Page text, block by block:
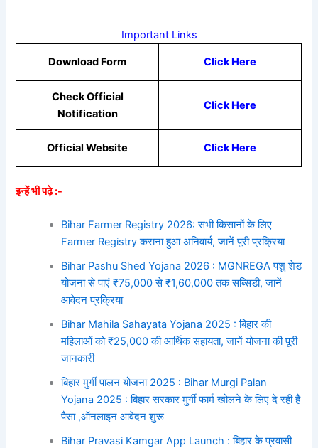
Important Links
Download Form Click Here
Check Official
Notification
Click Here
Official Website Click Here
इन्हें भी पढ़े :-
Bihar Farmer Registry 2026: सभी किसानों के लिए
Farmer Registry कराना हुआ अनिवार्य, जानें पूरी प्रक्रिया
Bihar Pashu Shed Yojana 2026 : MGNREGA पशु शेड
योजना से पाएं ₹75,000 से ₹1,60,000 तक सब्सिडी, जानें
आवेदन प्रक्रिया
Bihar Mahila Sahayata Yojana 2025 : बिहार की
महिलाओं को ₹25,000 की आर्थिक सहायता, जानें योजना की पूरी
जानकारी
बिहार मुर्गी पालन योजना 2025 : Bihar Murgi Palan
Yojana 2025 : बिहार सरकार मुर्गी फार्म खोलने के लिए दे रही है
पैसा ,ऑनलाइन आवेदन शुरू
Bihar Pravasi Kamgar App Launch : बिहार के प्रवासी